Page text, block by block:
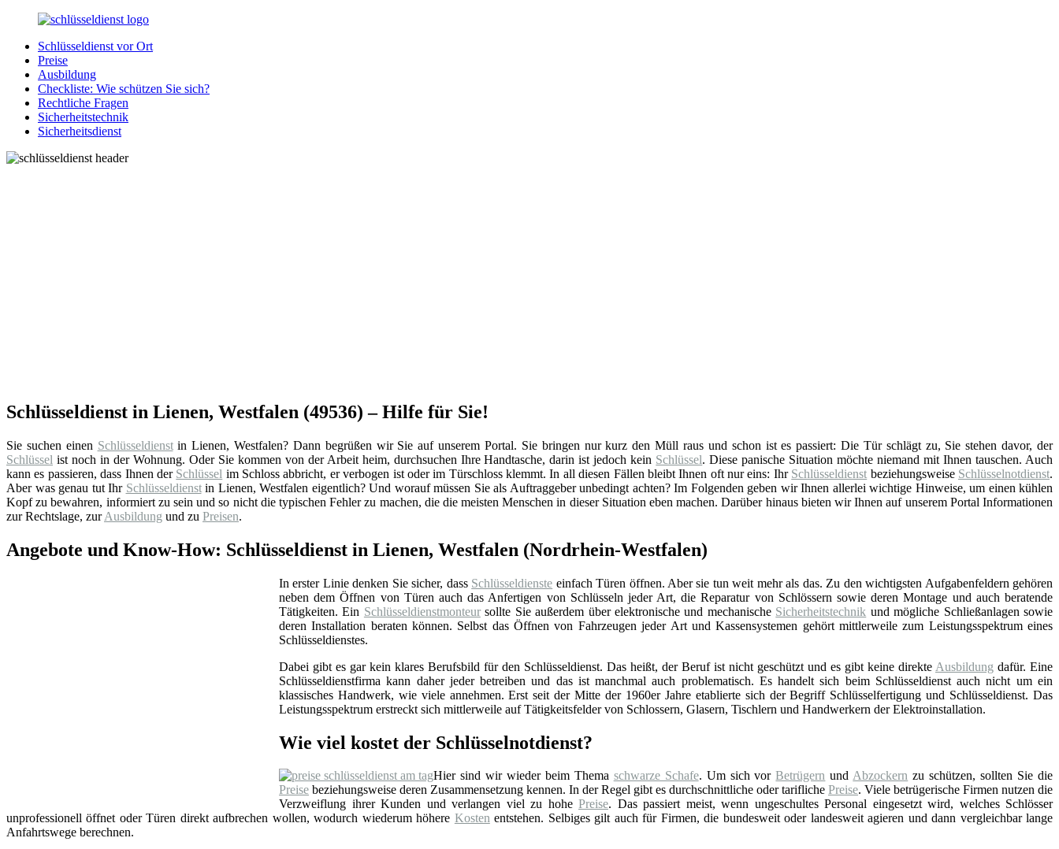
Zurück
Inhalt
SchluesseldienstDirekt.de
Ihre
Notlage
wird
gelöst!
Schlüsseldienst vor Ort
Preise
Ausbildung
Checkliste: Wie schützen Sie sich?
Rechtliche Fragen
Sicherheitstechnik
Sicherheitsdienst
Schlüsseldienst in Lienen, Westfalen (49536) – Hilfe für Sie!
Sie suchen einen Schlüsseldienstin Lienen, Westfalen? Dann begrüßen wir Sie auf unserem Portal. Sie bringen nur kurz den Müll raus und schon ist es passiert: Die Tür schlägt zu, Sie stehen davor, der
Schlüssel ist noch in der Wohnung. Oder Sie kommen von der Arbeit heim, durchsuchen Ihre Handtasche, darin ist jedoch kein Schlüssel. Diese panische Situation möchte niemand mit Ihnen tauschen. Auch
kann es passieren, dass Ihnen der Schlüssel im Schloss abbricht, er verbogen ist oder im Türschloss klemmt. In all diesen Fällen bleibt Ihnen oft nur eins: Ihr Schlüsseldienst beziehungsweise Schlüsselnotdienst.
Aber was genau tut Ihr Schlüsseldienstin Lienen, Westfalen eigentlich? Und worauf müssen Sie als Auftraggeber unbedingt achten? Im Folgenden geben wir Ihnen allerlei wichtige Hinweise, um einen kühlen
Kopf zu bewahren, informiert zu sein und so nicht die typischen Fehler zu machen, die die meisten Menschen in dieser Situation eben machen. Darüber hinaus bieten wir Ihnen auf unserem Portal Informationen
zur Rechtslage, zurAusbildung und zu Preisen.
Angebote und Know-How: Schlüsseldienst in Lienen, Westfalen (Nordrhein-Westfalen)
In erster Linie denken Sie sicher, dass Schlüsseldienste einfach Türen öffnen. Aber sie tun weit mehr als das. Zu den wichtigsten Aufgabenfeldern gehören
neben dem Öffnen von Türen auch das Anfertigen von Schlüsseln jeder Art, die Reparatur von Schlössern sowie deren Montage und auch beratende
Tätigkeiten. Ein Schlüsseldienstmonteursollte Sie außerdem über elektronische und mechanische Sicherheitstechnik und mögliche Schließanlagen sowie
deren Installation beraten können. Selbst das Öffnen von Fahrzeugen jeder Art und Kassensystemen gehört mittlerweile zum Leistungsspektrum eines
Schlüsseldienstes.
Dabei gibt es gar kein klares Berufsbild für den Schlüsseldienst. Das heißt, der Beruf ist nicht geschützt und es gibt keine direkte Ausbildung dafür. Eine
Schlüsseldienstfirma kann daher jeder betreiben und das ist manchmal auch problematisch. Es handelt sich beim Schlüsseldienst auch nicht um ein
klassisches Handwerk, wie viele annehmen. Erst seit der Mitte der 1960er Jahre etablierte sich der Begriff Schlüsselfertigung und Schlüsseldienst. Das
Leistungsspektrum erstreckt sich mittlerweile auf Tätigkeitsfelder von Schlossern, Glasern, Tischlern und Handwerkern der Elektroinstallation.
Wie viel kostet der Schlüsselnotdienst?
Hier sind wir wieder beim Thema schwarze Schafe. Um sich vorBetrügern undAbzockern zu schützen, sollten Sie die
Preise beziehungsweise deren Zusammensetzung kennen. In der Regel gibt es durchschnittliche oder tarifliche Preise. Viele betrügerische Firmen nutzen die
Verzweiflung ihrer Kunden und verlangen viel zu hohe Preise. Das passiert meist, wenn ungeschultes Personal eingesetzt wird, welches Schlösser
unprofessionell öffnet oder Türen direkt aufbrechen wollen, wodurch wiederum höhere Kostenentstehen. Selbiges gilt auch für Firmen, die bundesweit oder landesweit agieren und dann vergleichbar lange
Anfahrtswege berechnen.